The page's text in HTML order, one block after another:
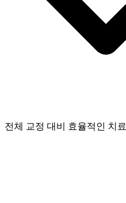
전체 교정 대비 효율적인 치료